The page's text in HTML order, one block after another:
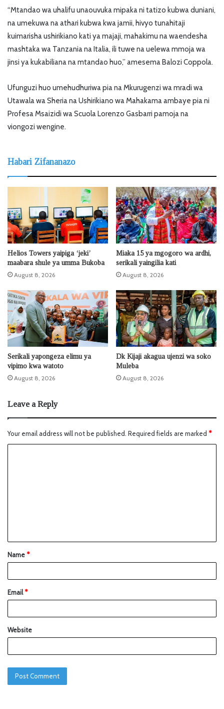
“Mtandao wa uhalifu unaouvuka mipaka ni tatizo kubwa duniani,
na umekuwa na athari kubwa kwa jamii, hivyo tunahitaji
kuimarisha ushirikiano kati ya majaji, mahakimu na waendesha
mashtaka wa Tanzania na Italia, ili tuwe na uelewa mmoja wa
jinsi ya kukabiliana na mtandao huo,” amesema Balozi Coppola.
Ufunguzi huo umehudhuriwa pia na Mkurugenzi wa mradi wa
Utawala wa Sheria na Ushirikiano wa Mahakama ambaye pia ni
Profesa Msaizidi wa Scuola Lorenzo Gasbarri pamoja na
viongozi wengine.
Habari Zifananazo
Helios Towers yaipiga ‘jeki’
maabara shule ya umma Bukoba
August 8, 2026
Miaka 15 ya mgogoro wa ardhi,
serikali yaingilia kati
August 8, 2026
Serikali yapongeza elimu ya
vipimo kwa watoto
August 8, 2026
Dk Kijaji akagua ujenzi wa soko
Muleba
August 8, 2026
Leave a Reply
Your email address will not be published. Required fields are marked *
Name*
Email*
Website